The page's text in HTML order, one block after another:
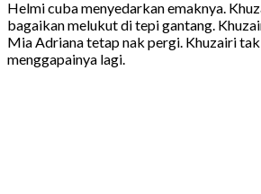
Helmi cuba menyedarkan emaknya.
bagaikan melukut di tepi gantang.
Mia Adriana tetap nak pergi. Khuzairi
menggapainya lagi.